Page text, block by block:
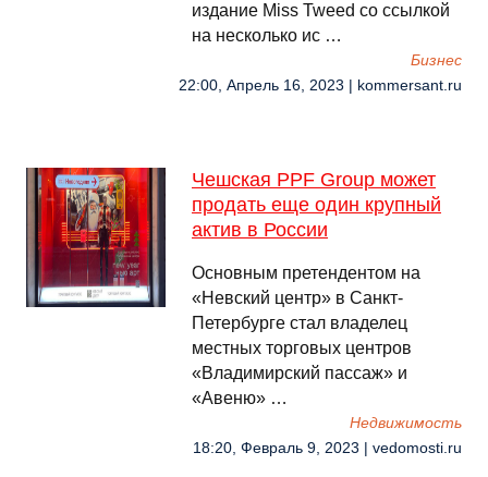
издание Miss Tweed со ссылкой
на несколько ис …
Бизнес
22:00, Апрель 16, 2023 | kommersant.ru
Чешская PPF Group может
продать еще один крупный
актив в России
Основным претендентом на
«Невский центр» в Санкт-
Петербурге стал владелец
местных торговых центров
«Владимирский пассаж» и
«Авеню» …
Недвижимость
18:20, Февраль 9, 2023 | vedomosti.ru